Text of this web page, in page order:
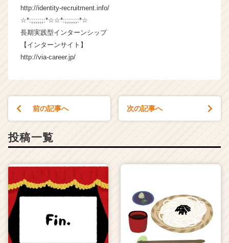
http://identity-recruitment.info/
☆*:;;;;;;:*☆☆*:;;;;;;:*☆
長期実践型インターンシップ
【インターンサイト】
http://via-career.jp/
前の記事へ 次の記事へ
投稿一覧